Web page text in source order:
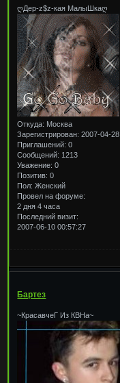
ღДер-z$z-кая МалыШкаღ
Откуда: Москва
Зарегистрирован: 2007-04-28
Приглашений: 0
Сообщений: 1213
Уважение: 0
Позитив: 0
Пол: Женский
Провел на форуме:
2 дня 4 часа
Последний визит:
2007-06-10 00:57:27
Бартез
~КрасавчеГ Из КВНа~